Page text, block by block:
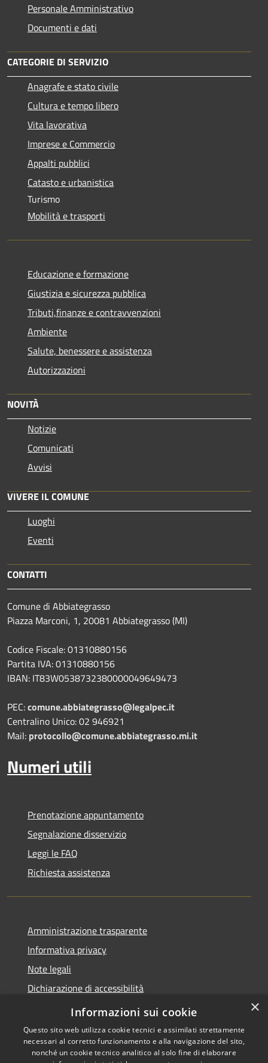
Personale Amministrativo
Documenti e dati
CATEGORIE DI SERVIZIO
Anagrafe e stato civile
Cultura e tempo libero
Vita lavorativa
Imprese e Commercio
Appalti pubblici
Catasto e urbanistica
Turismo
Mobilità e trasporti
Educazione e formazione
Giustizia e sicurezza pubblica
Tributi,finanze e contravvenzioni
Ambiente
Salute, benessere e assistenza
Autorizzazioni
NOVITÀ
Notizie
Comunicati
Avvisi
VIVERE IL COMUNE
Luoghi
Eventi
CONTATTI
Comune di Abbiategrasso
Piazza Marconi, 1, 20081 Abbiategrasso (MI)
Codice Fiscale: 01310880156
Partita IVA: 01310880156
IBAN: IT83W0538732380000049649473
PEC:comune.abbiategrasso@legalpec.it
Centralino Unico: 02 946921
Mail: protocollo@comune.abbiategrasso.mi.it
Numeri utili
Prenotazione appuntamento
Segnalazione disservizio
Leggi le FAQ
Richiesta assistenza
Amministrazione trasparente
Informativa privacy
Note legali
Dichiarazione di accessibilità
Whistleblowing
×
Informazioni sui cookie
Questo sito web utilizza cookie tecnici e assimilati strettamente
necessari al corretto funzionamento e alla navigazione del sito,
nonché un cookie tecnico analitico al solo fine di elaborare